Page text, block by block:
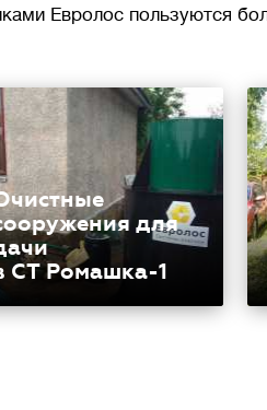
Евролос пользуются
для
СТ Ромашка-1